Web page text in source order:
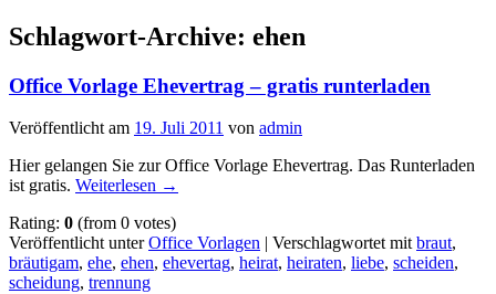
Schlagwort-Archive: ehen
Office Vorlage Ehevertrag – gratis runterladen
Veröffentlicht am 19. Juli 2011 von admin
Hier gelangen Sie zur Office Vorlage Ehevertrag. Das Runterladen
ist gratis. Weiterlesen →
Rating: 0 (from 0 votes)
Veröffentlicht unter Office Vorlagen | Verschlagwortet mit braut,
bräutigam, ehe, ehen, ehevertag, heirat, heiraten, liebe, scheiden,
scheidung, trennung